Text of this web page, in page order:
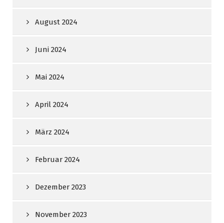
August 2024
Juni 2024
Mai 2024
April 2024
März 2024
Februar 2024
Dezember 2023
November 2023